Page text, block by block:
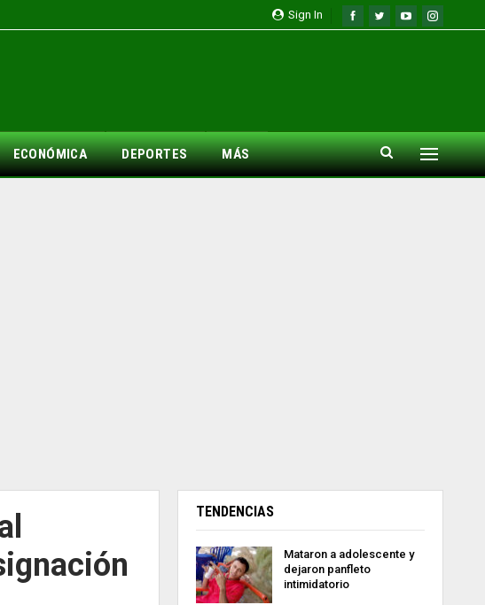
Sign In
ECONÓMICA DEPORTES MÁS
TENDENCIAS
Mataron a adolescente y
dejaron panfleto
intimidatorio